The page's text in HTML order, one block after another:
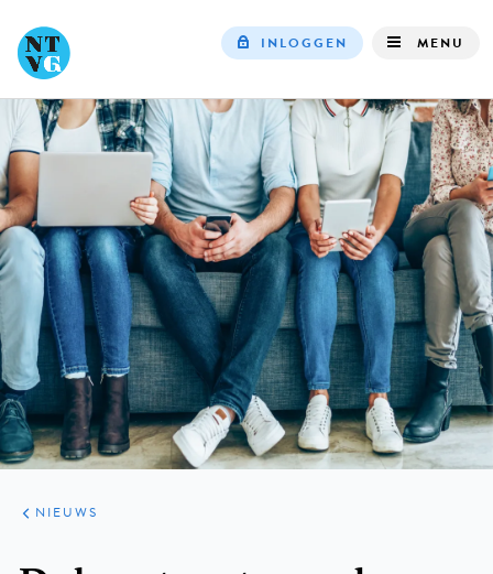
navigation
INLOGGEN MENU
ARTIKELEN
HET
KORT
NIEUWS